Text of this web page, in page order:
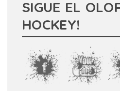
SIGUE EL
HOCKEY!